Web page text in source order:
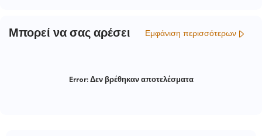
Μπορεί να σας αρέσει Εμφάνιση περισσότερων
Error:Δεν βρέθηκαν αποτελέσματα